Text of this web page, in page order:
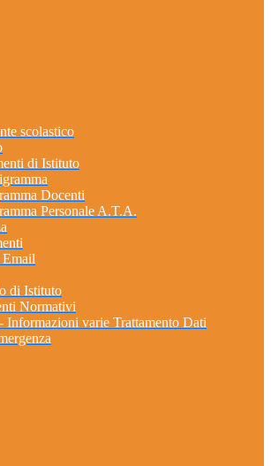
scolastico
di Istituto
Docenti
Personale A.T.A.
di Istituto
Normativi
Informazioni varie Trattamento Dati